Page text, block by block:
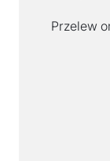
Przelew